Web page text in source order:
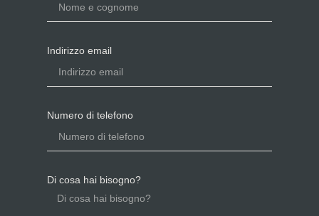
Indirizzo email
Numero di telefono
Di cosa hai bisogno?